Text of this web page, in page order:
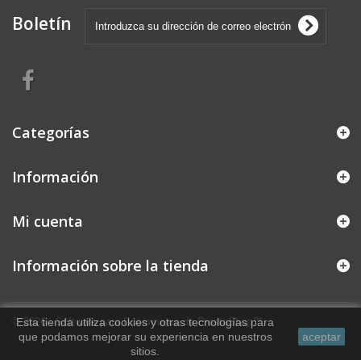
Boletín
Categorías
Información
© 2026 - Software para Ecommerce de PrestaShop™
Mi cuenta
Información sobre la tienda
Esta tienda utiliza cookies y otras tecnologías para
que podamos mejorar su experiencia en nuestros
sitios.
aceptar